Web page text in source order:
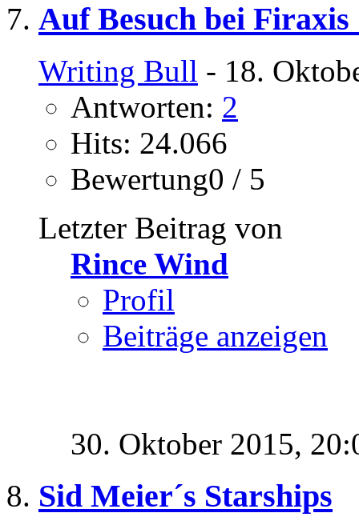
Auf Besuch bei
Writing Bull - 18.
Antworten: 2
Hits: 24.066
Bewertung0 / 5
Letzter Beitrag von
Rince Wind
Profil
Beiträge anzeigen
30. Oktober 2015,
Sid Meier´s Starships